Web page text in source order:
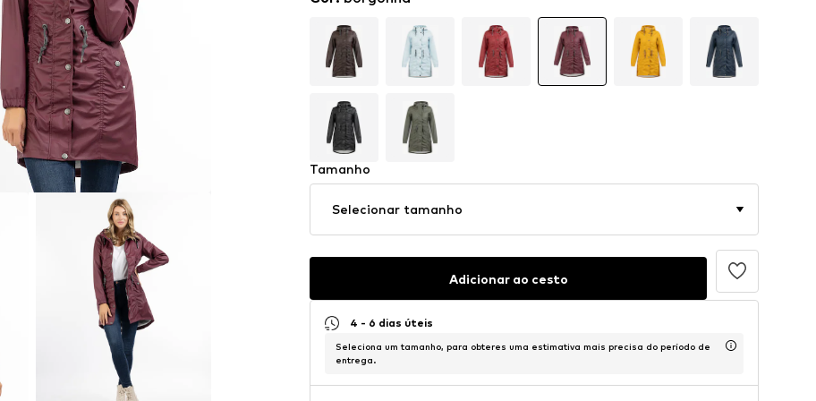
Tamanho
Selecionar tamanho
Adicionar ao cesto
4 - 6 dias úteis
Seleciona um tamanho, para obteres uma estimativa mais precisa do período de
entrega.